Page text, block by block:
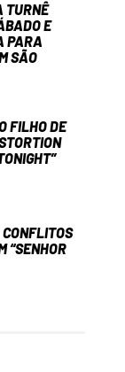
TURNÊ
E
PARA
SÃO
FILHO DE
“SENHOR